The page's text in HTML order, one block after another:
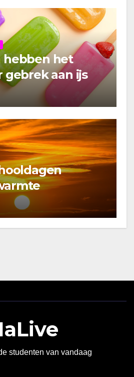
hebben het
gebrek aan ijs
studenten van vandaag